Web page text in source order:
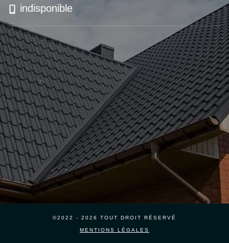
indisponible
©2022 - 2026 TOUT DROIT RÉSERVÉ
MENTIONS LÉGALES